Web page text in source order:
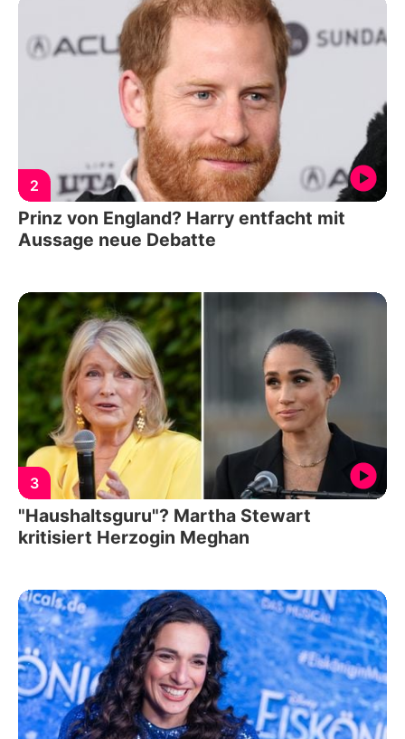
2
Prinz von England? Harry entfacht mit
Aussage neue Debatte
3
"Haushaltsguru"? Martha Stewart
kritisiert Herzogin Meghan